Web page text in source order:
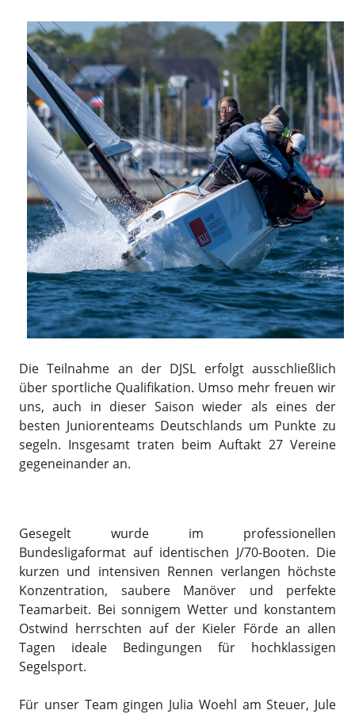
Die Teilnahme an der DJSL erfolgt ausschließlich
über sportliche Qualifikation. Umso mehr freuen wir
uns, auch in dieser Saison wieder als eines der
besten Juniorenteams Deutschlands um Punkte zu
segeln. Insgesamt traten beim Auftakt 27 Vereine
gegeneinander an.
Gesegelt wurde im professionellen
Bundesligaformat auf identischen J/70-Booten. Die
kurzen und intensiven Rennen verlangen höchste
Konzentration, saubere Manöver und perfekte
Teamarbeit. Bei sonnigem Wetter und konstantem
Ostwind herrschten auf der Kieler Förde an allen
Tagen ideale Bedingungen für hochklassigen
Segelsport.
Für unser Team gingen Julia Woehl am Steuer, Jule